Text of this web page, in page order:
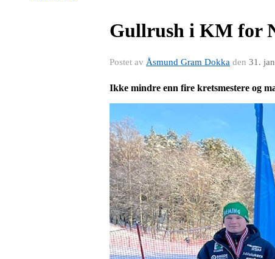
Gullrush i KM for
Postet av Åsmund Gram Dokka den 31.
Ikke mindre enn fire kretsmestere og